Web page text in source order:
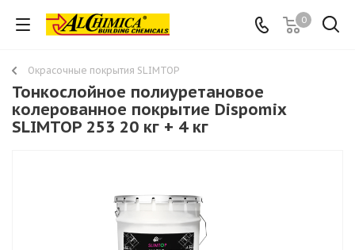
0
Окрасочные покрытия SLIMTOP
Тонкослойное полиуретановое
колерованное покрытие Dispomix
SLIMTOP 253 20 кг + 4 кг